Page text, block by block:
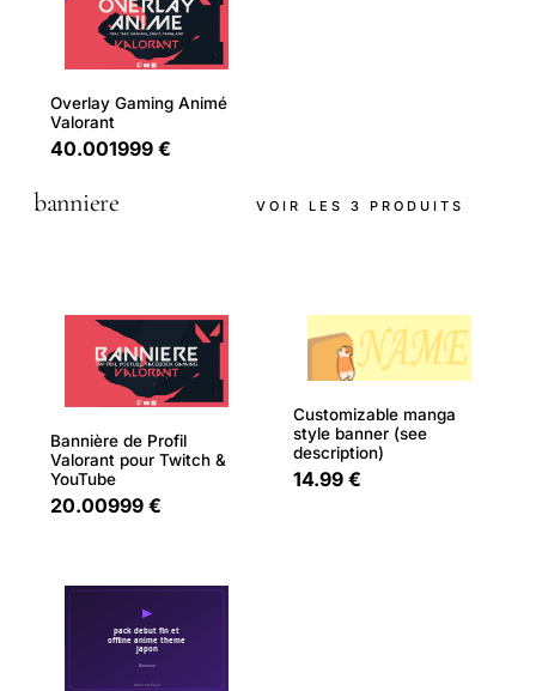
Overlay Gaming Animé
Valorant
40.001999 €
banniere VOIR LES 3 PRODUITS
Bannière de Profil
Valorant pour Twitch &
YouTube
20.00999 €
Customizable manga
style banner (see
description)
14.99 €